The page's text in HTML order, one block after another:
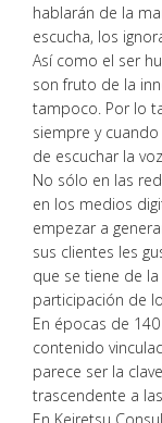
hablarán de la
escucha, los
Así como el ser
son fruto de la
tampoco. Por lo
siempre y
de escuchar la
No sólo en las
en los medios
empezar a
sus clientes les
que se tiene de
participación de
En épocas de
contenido
parece ser la
trascendente a
En Keiretsu